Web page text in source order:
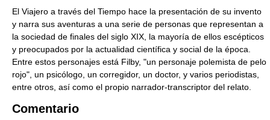
El Viajero a través del Tiempo hace la presentación de su invento
y narra sus aventuras a una serie de personas que representan a
la sociedad de finales del siglo XIX, la mayoría de ellos escépticos
y preocupados por la actualidad científica y social de la época.
Entre estos personajes está Filby, "un personaje polemista de pelo
rojo", un psicólogo, un corregidor, un doctor, y varios periodistas,
entre otros, así como el propio narrador-transcriptor del relato.
Comentario